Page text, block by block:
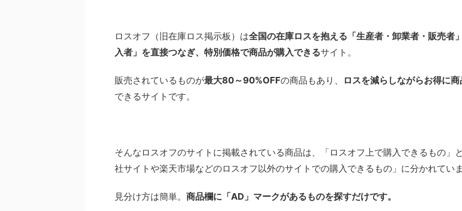
ロスオフ（旧在庫ロス掲示板）は全国の在庫ロスを抱える「生産者・卸業者・販売者
入者」を直接つなぎ、特別価格で商品が購入できるサイト。
販売されているものが最大80～90%OFFの商品もあり、
ロスを減らしながらお得に
できるサイトです。
そんなロスオフのサイトに掲載されている商品は、「ロスオフ上で購入できるもの」
社サイトや楽天市場などのロスオフ以外のサイトでの購入できるもの」に分かれていま
見分け方は簡単。 商品欄に「AD」マークがあるものを探すだけです。